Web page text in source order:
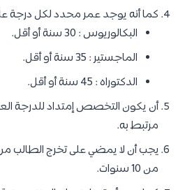
كما أنه يوجد عمر محدد لكل درجة
البكالوريوس : 30 سنة أو أقل.
الماجستير : 35 سنة أو أقل.
الدكتوراه : 45 سنة أو أقل.
أن يكون التخصص إمتداد للدرجة
مرتبط به.
يجب أن لا يمضي على تخرج الطالب من
من 10 سنوات.